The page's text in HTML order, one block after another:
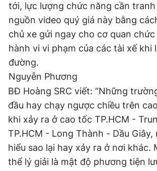
tới, lực lượng chức năng cần
nguồn video quý giá này bằng
chủ xe gửi ngay cho cơ quan
hành vi vi phạm của các tài xế khi
đường.
Nguyễn Phương
BĐ Hoàng SRC viết: “Những
đầu hay chạy ngược chiều trên
khi xảy ra ở cao tốc TP.HCM -
TP.HCM - Long Thành - Dầu
hiểu sao lại hay xảy ra ở nơi khác.
thể lý giải là mật độ phương tiện